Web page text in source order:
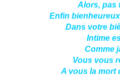
Alors, pas
Enfin
Dans votre
Intime
Comme
Vous vous
A vous la mort